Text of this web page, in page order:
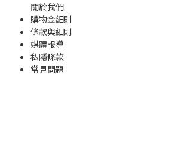
關於我們
購物金細則
條款與細則
媒體報導
私隱條款
常見問題